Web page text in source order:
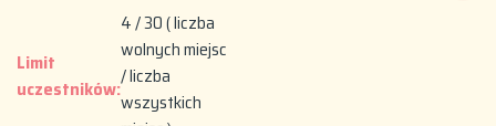
Limit
uczestników:
4 / 30 ( liczba
wolnych miejsc
/ liczba
wszystkich